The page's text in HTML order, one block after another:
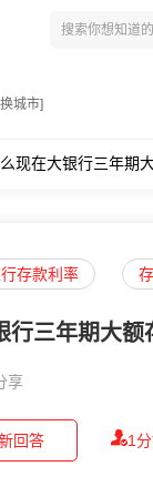
城市]
现在大银行三年期
存款利率
行三年期大
享
1
回答